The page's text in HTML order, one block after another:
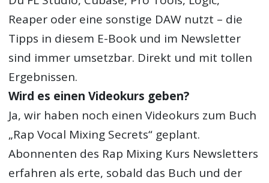
Reaper oder eine sonstige DAW nutzt – die
Tipps in diesem E-Book und im Newsletter
sind immer umsetzbar. Direkt und mit tollen
Ergebnissen.
Wird es einen Videokurs geben?
Ja, wir haben noch einen Videokurs zum Buch
„Rap Vocal Mixing Secrets“ geplant.
Abonnenten des Rap Mixing Kurs Newsletters
erfahren als erte, sobald das Buch und der